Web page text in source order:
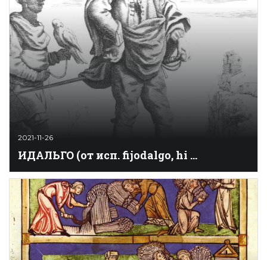
име
2021-11-26
ИДАЛЬГО (от исп. fijodalgo, hi ...
Люди знатного происхождения, наследующие свой
особый статус по мужской линии (в отл. от
кабальеро, статус которого зависел от его
состоятельности). До появления термина «идальго» в
XII веке в близком значении использовалось слово «